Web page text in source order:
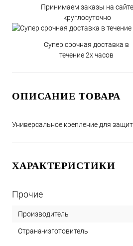
Принимаем заказы на сайте
круглосуточно
Супер срочная доставка в
течение 2х часов
ОПИСАНИЕ ТОВАРА
Универсальное крепление для
ХАРАКТЕРИСТИКИ
Прочие
Производитель
Страна-изготовитель